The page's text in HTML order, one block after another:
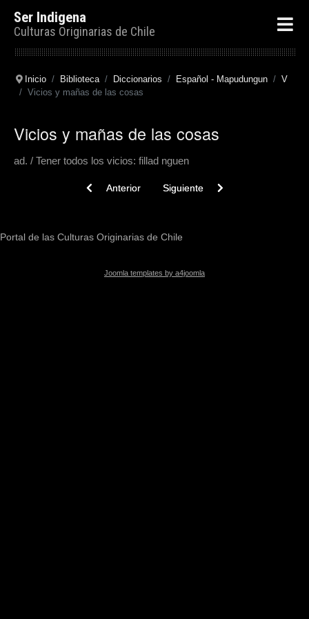
Ser Indigena
Culturas Originarias de Chile
Inicio Biblioteca Diccionarios Español - Mapudungun
V
Vicios y mañas de las cosas
Vicios y mañas de las cosas
ad. / Tener todos los vicios: fillad nguen
Previous article: Vida
Anterior Next article: Viajero (sust.)
Siguiente
Portal de las Culturas Originarias de Chile
Joomla templates by a4joomla